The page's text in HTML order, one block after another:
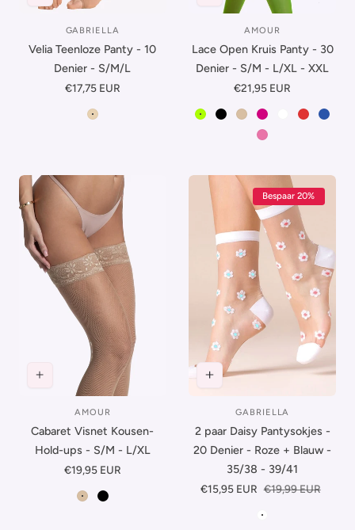
Leverancier:
GABRIELLA
Velia Teenloze Panty - 10
Denier - S/M/L
Normale
€17,75 EUR
Melisa
Leverancier:
AMOUR
Lace Open Kruis Panty - 30
Denier - S/M - L/XL - XXL
Normale
€21,95 EUR
FluorZwartBeigeMagenta
Wit RoodVery
Pink Bonbon
Leverancier:
AMOUR
Cabaret Visnet Kousen-
Hold-ups - S/M - L/XL
Normale
€19,95 EUR
BeigeZwart
Bespaar 20%
Leverancier:
GABRIELLA
2 paar Daisy Pantysokjes -
20 Denier - Roze + Blauw -
35/38 - 39/41
Verkoopprijs
€15,95 EUR Normale
€19,99 EUR